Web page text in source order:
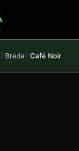
Breda Café Noir